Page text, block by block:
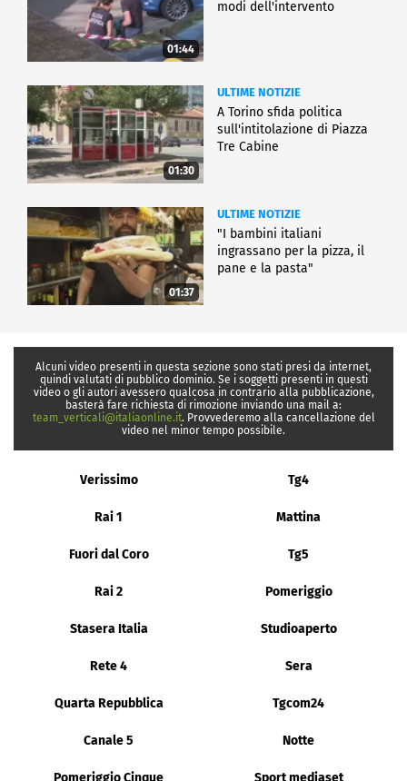
01:44
modi dell'intervento
01:30
ULTIME NOTIZIE
A Torino sfida politica
sull'intitolazione di Piazza
Tre Cabine
01:37
ULTIME NOTIZIE
"I bambini italiani
ingrassano per la pizza, il
pane e la pasta"
Alcuni video presenti in questa sezione sono stati presi da internet,
quindi valutati di pubblico dominio. Se i soggetti presenti in questi
video o gli autori avessero qualcosa in contrario alla pubblicazione,
basterà fare richiesta di rimozione inviando una mail a:
team_verticali@italiaonline.it. Provvederemo alla cancellazione del
video nel minor tempo possibile.
Verissimo Tg4
Rai 1 Mattina
Fuori dal Coro Tg5
Rai 2 Pomeriggio
Stasera Italia Studioaperto
Rete 4 Sera
Quarta Repubblica Tgcom24
Canale 5 Notte
Pomeriggio Cinque Sport mediaset